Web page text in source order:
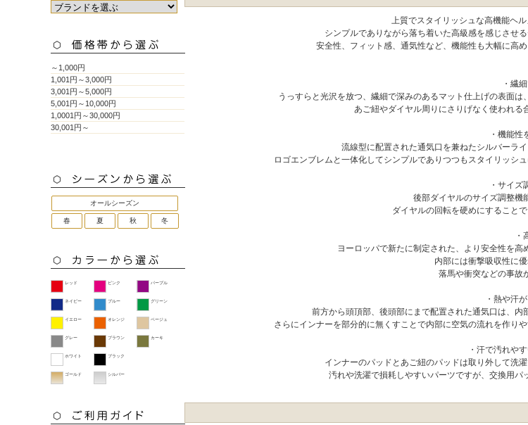
～1,000円
1,001円～3,000円
3,001円～5,000円
5,001円～10,000円
1,0001円～30,000円
30,001円～
オールシーズン
春 夏 秋 冬
レッド ピンク パープル
ネイビー ブルー グリーン
イエロー オレンジ ベージュ
グレー ブラウン カーキ
ホワイト ブラック
ゴールド シルバー
上質でスタイリッシュな高機能ヘ
シンプルでありながら落ち着いた高級感を感じさせ
安全性、フィット感、通気性など、機能性も大幅に高
・繊
うっすらと光沢を放つ、繊細で深みのあるマット仕上げの表面
あご紐やダイヤル周りにさりげなく使われる
・機能性
流線型に配置された通気口を兼ねたシルバーラ
ロゴエンブレムと一体化してシンプルでありつつもスタイリッシ
・サイズ
後部ダイヤルのサイズ調整機
ダイヤルの回転を硬めにすること
・
ヨーロッパで新たに制定された、より安全性を高
内部には衝撃吸収性に
落馬や衝突などの事故
・熱や汗
前方から頭頂部、後頭部にまで配置された通気口は、内
さらにインナーを部分的に無くすことで内部に空気の流れを作り
・汗で汚れや
インナーのパッドとあご紐のパッドは取り外して洗
汚れや洗濯で損耗しやすいパーツですが、交換用パ